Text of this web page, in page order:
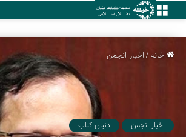
منو
خانه/اخبار انجمن
اخبار انجمن دنیای کتاب